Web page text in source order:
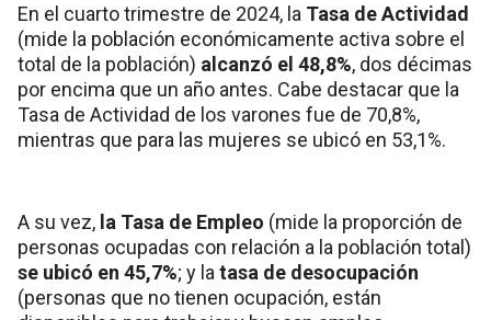
En el cuarto trimestre de 2024, la Tasa de Actividad
(mide la población económicamente activa sobre el
total de la población) alcanzó el 48,8%, dos décimas
por encima que un año antes. Cabe destacar que la
Tasa de Actividad de los varones fue de 70,8%,
mientras que para las mujeres se ubicó en 53,1%.
A su vez, la Tasa de Empleo (mide la proporción de
personas ocupadas con relación a la población total)
se ubicó en 45,7%; y la tasa de desocupación
(personas que no tienen ocupación, están